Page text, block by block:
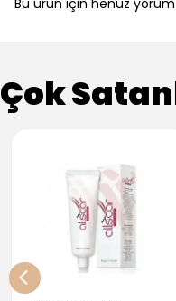
Bu ürün için henüz yorum
Çok